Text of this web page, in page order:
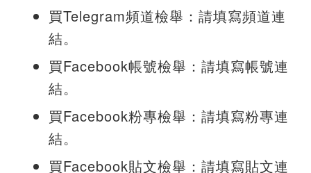
買Telegram頻道檢舉：請填寫頻道連
結。
買Facebook帳號檢舉：請填寫帳號連
結。
買Facebook粉專檢舉：請填寫粉專連
結。
買Facebook貼文檢舉：請填寫貼文連